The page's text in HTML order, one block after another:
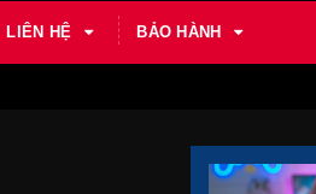
LIÊN HỆ BẢO HÀNH